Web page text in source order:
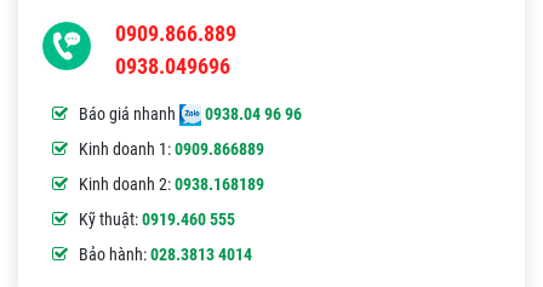
0909.866.889
0938.049696
Báo giá nhanh
0938.04 96 96
Kinh doanh 1:0909.866889
Kinh doanh 2:0938.168189
Kỹ thuật:0919.460 555
Bảo hành:028.3813 4014